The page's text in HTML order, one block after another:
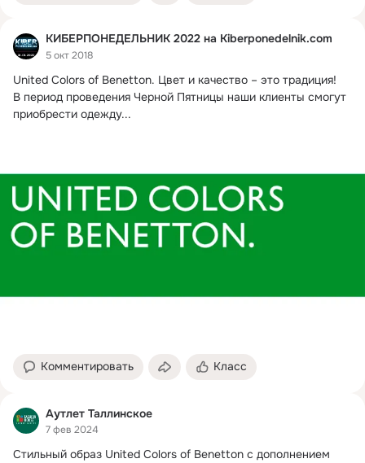
КИБЕРПОНЕДЕЛЬНИК 2022 на Kiberponedelnik.com
5 окт 2018
United Colors of Benetton. Цвет и качество – это традиция!
В период проведения Черной Пятницы наши клиенты смогут
приобрести одежду...
Комментировать Класс
Аутлет Таллинское
7 фев 2024
Стильный образ United Colors of Benetton с дополнением